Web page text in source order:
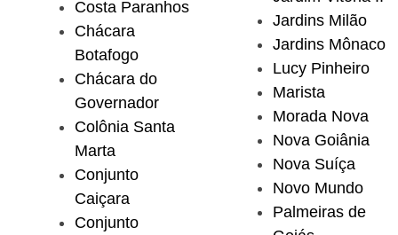
Costa Paranhos
Chácara
Botafogo
Chácara do
Governador
Colônia Santa
Marta
Conjunto
Caiçara
Conjunto
Jardins Milão
Jardins Mônaco
Lucy Pinheiro
Marista
Morada Nova
Nova Goiânia
Nova Suíça
Novo Mundo
Palmeiras de